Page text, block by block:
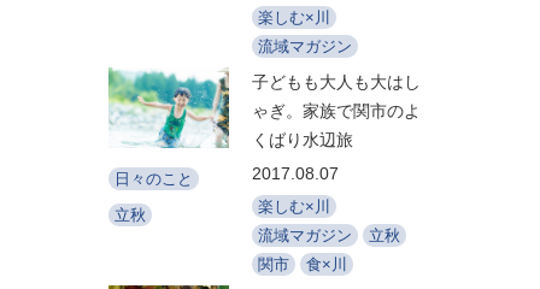
楽しむ×川
流域マガジン
日々のこと
立秋
子どもも大人も大はし
ゃぎ。家族で関市のよ
くばり水辺旅
2017.08.07
楽しむ×川
流域マガジン
立秋
関市
食×川